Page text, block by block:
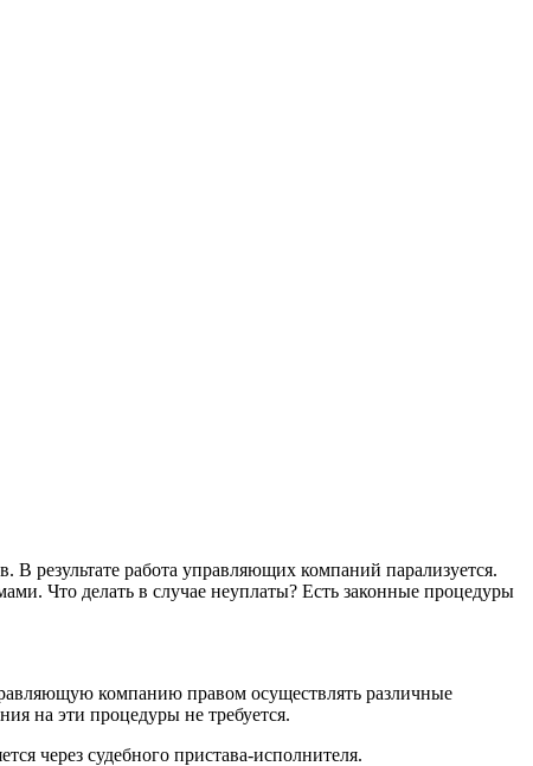
результате работа управляющих компаний парализуется.
Что делать в случае неуплаты? Есть законные процедуры
компанию правом осуществлять различные
на эти процедуры не требуется.
через судебного пристава-исполнителя.